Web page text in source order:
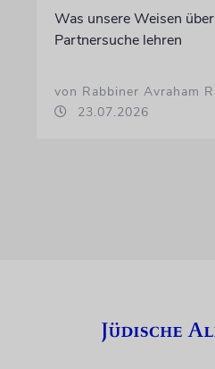
Was unsere Weisen
Partnersuche lehren
von Rabbiner Avraham
23.07.2026